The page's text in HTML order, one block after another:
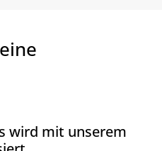
wird mit unserem